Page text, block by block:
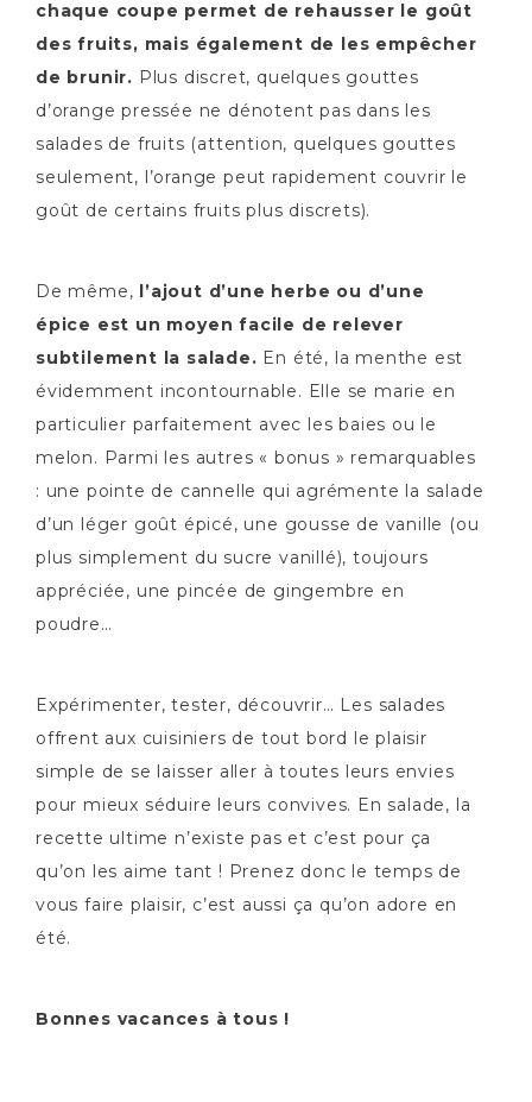
chaque coupe permet de rehausser le goût
des fruits, mais également de les empêcher
de brunir. Plus discret, quelques gouttes
d’orange pressée ne dénotent pas dans les
salades de fruits (attention, quelques gouttes
seulement, l’orange peut rapidement couvrir le
goût de certains fruits plus discrets).
De même, l’ajout d’une herbe ou d’une
épice est un moyen facile de relever
subtilement la salade. En été, la menthe est
évidemment incontournable. Elle se marie en
particulier parfaitement avec les baies ou le
melon. Parmi les autres « bonus » remarquables
: une pointe de cannelle qui agrémente la salade
d’un léger goût épicé, une gousse de vanille (ou
plus simplement du sucre vanillé), toujours
appréciée, une pincée de gingembre en
poudre…
Expérimenter, tester, découvrir… Les salades
offrent aux cuisiniers de tout bord le plaisir
simple de se laisser aller à toutes leurs envies
pour mieux séduire leurs convives. En salade, la
recette ultime n’existe pas et c’est pour ça
qu’on les aime tant ! Prenez donc le temps de
vous faire plaisir, c’est aussi ça qu’on adore en
été.
Bonnes vacances à tous !